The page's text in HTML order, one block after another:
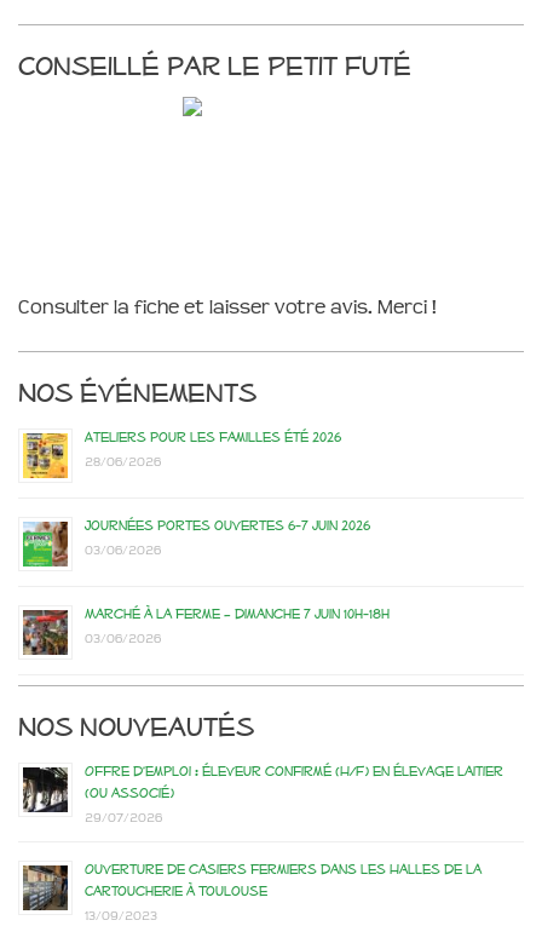
Conseillé par le Petit Futé
Consulter la fiche et laisser votre avis. Merci !
Nos événements
Ateliers pour les familles été 2026
28/06/2026
Journées portes ouvertes 6-7 juin 2026
03/06/2026
Marché à la ferme – dimanche 7 juin 10h-18h
03/06/2026
Nos nouveautés
Offre d’emploi : éleveur confirmé (H/F) en élevage laitier
(ou associé)
29/07/2026
Ouverture de casiers fermiers dans les Halles de la
Cartoucherie à Toulouse
13/09/2023